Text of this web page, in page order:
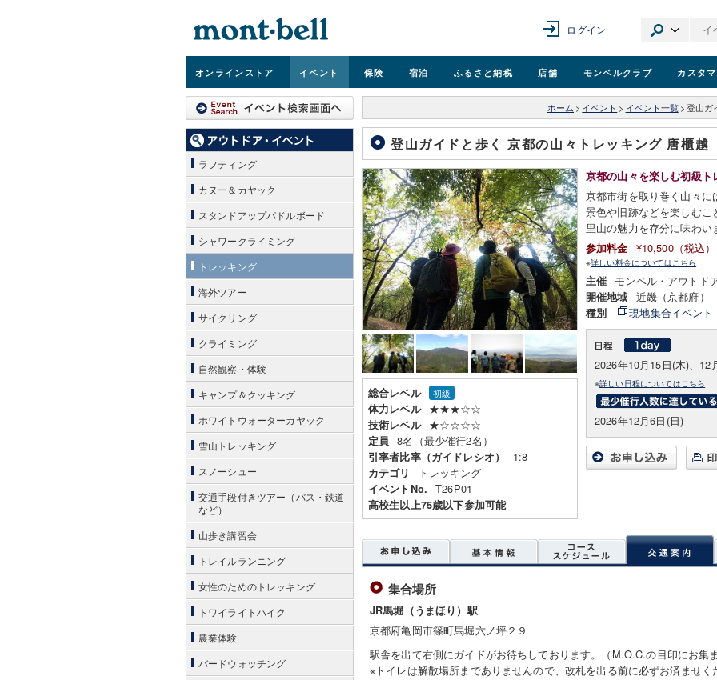
ログイン
オンラインストア イベント 保険 宿泊 ふるさと納税 店舗 モンベルクラブ カスタ
ホーム > イベント > イベント一覧 > 登山ガ
登山ガイドと歩く 京都の山々トレッキング 唐櫃越
総合レベル 初級
体力レベル ★★★☆☆
技術レベル ★☆☆☆☆
定員 8名（最少催行2名）
引率者比率（ガイドレシオ） 1:8
カテゴリ トレッキング
イベントNo. T26P01
高校生以上75歳以下参加可能
京都の山々を楽しむ初級ト
京都市街を取り巻く山々
景色や旧跡などを楽しむ
里山の魅力を存分に味わい
参加料金 ¥10,500（税込）
※詳しい料金についてはこちら
主催 モンベル・アウトド
開催地域 近畿（京都府）
種別 現地集合イベント
2026年10月15日(木)、12
※詳しい日程についてはこちら
2026年12月6日(日)
集合場所
JR馬堀（うまほり）駅
京都府亀岡市篠町馬堀六ノ坪２９
駅舎を出て右側にガイドがお待ちしております。（M.O.C.の目印にお集
※トイレは解散場所までありませんので、改札を出る前に必ずお済ませく
ラフティング
カヌー＆カヤック
スタンドアップパドルボード
シャワークライミング
トレッキング
海外ツアー
サイクリング
クライミング
自然観察・体験
キャンプ＆クッキング
ホワイトウォーターカヤック
雪山トレッキング
スノーシュー
交通手段付きツアー（バス・鉄道
など）
山歩き講習会
トレイルランニング
女性のためのトレッキング
トワイライトハイク
農業体験
バードウォッチング